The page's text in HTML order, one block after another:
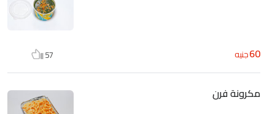
60جنيه 57
مكرونة فرن